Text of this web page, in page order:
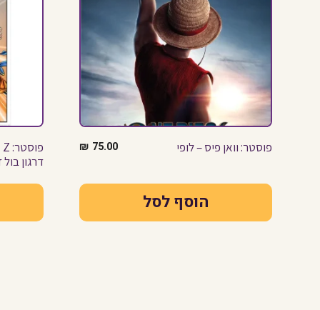
פוסטר: וואן פיס – לופי 75.00
₪
הוסף לסל
דרגון בול